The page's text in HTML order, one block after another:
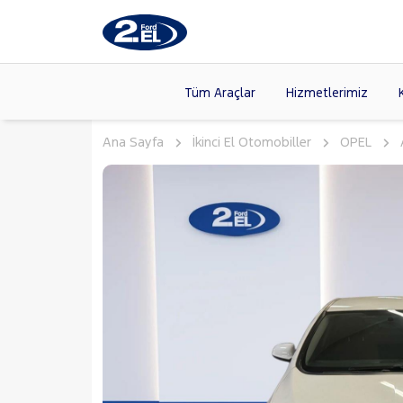
Tüm Araçlar Hizmetlerimiz
Markalar > FORD
Ana Sayfa İkinci El Otomobiller OPEL